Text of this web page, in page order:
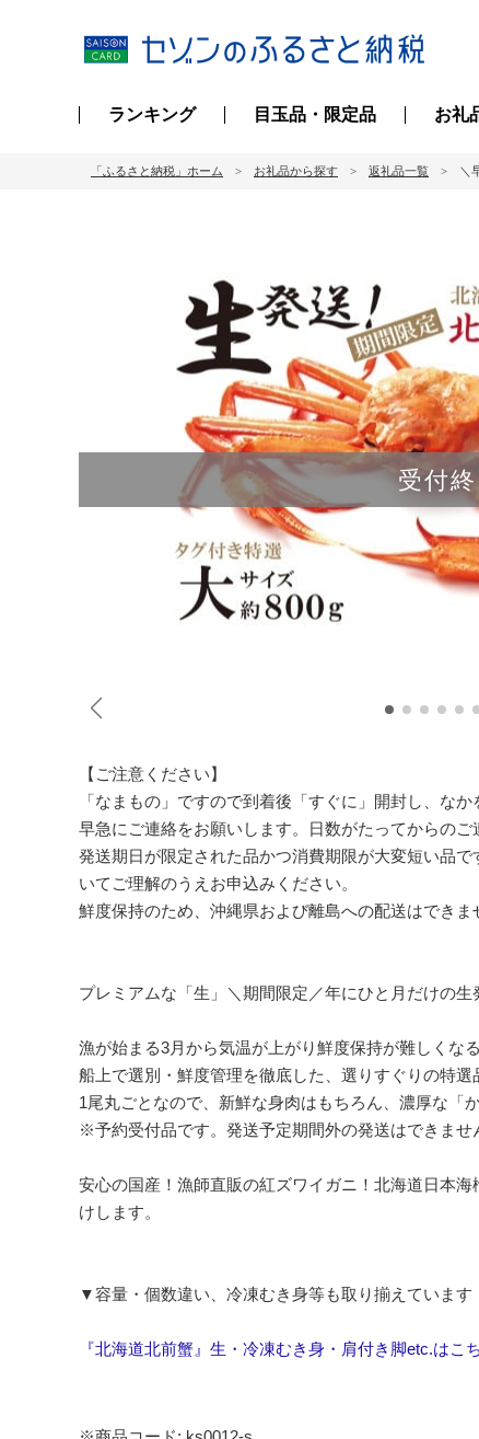
ランキング 目玉品・限定品 お礼
「ふるさと納税」ホーム お礼品から探す 返礼品一覧 ＼
受付終
【ご注意ください】
「なまもの」ですので到着後「すぐに」開封し、な
早急にご連絡をお願いします。日数がたってからのご
発送期日が限定された品かつ消費期限が大変短い品
いてご理解のうえお申込みください。
鮮度保持のため、沖縄県および離島への配送はできま
プレミアムな「生」＼期間限定／年にひと月だけの生
漁が始まる3月から気温が上がり鮮度保持が難しくな
船上で選別・鮮度管理を徹底した、選りすぐりの特選
1尾丸ごとなので、新鮮な身肉はもちろん、濃厚な「
※予約受付品です。発送予定期間外の発送はできませ
安心の国産！漁師直販の紅ズワイガニ！北海道日本
けします。
▼容量・個数違い、冷凍むき身等も取り揃えていま
『北海道北前蟹』生・冷凍むき身・肩付き脚etc.はこ